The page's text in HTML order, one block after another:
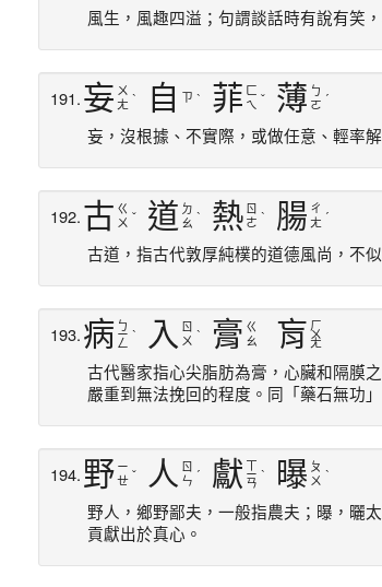
風生，風趣四溢；句謂談話時有說有笑
191.妄 ㄨ
ㄤ ˋ 自 ㄗ ˋ 菲 ㄈ
ㄟ ˇ 薄 ㄅ
ㄛ ˊ
妄，沒根據、不實際，或做任意、輕率
192.古 ㄍ
ㄨ ˇ 道 ㄉ
ㄠ ˋ 熱 ㄖ
ㄜ ˋ 腸 ㄔ
ㄤ ˊ
古道，指古代敦厚純樸的道德風尚，不
193.病 ㄅ
ㄧ
ㄥ
ˋ 入
ㄖ
ㄨ ˋ 膏 ㄍ
ㄠ
肓 ㄏ
ㄨ
ㄤ
古代醫家指心尖脂肪為膏，心臟和隔膜
嚴重到無法挽回的程度。同「藥石無功
194. 野 ㄧ
ㄝ ˇ 人
ㄖ
ㄣ ˊ 獻 ㄧ
ㄢ
ˋ 曝 ㄆ
ㄨ ˋ
野人，鄉野鄙夫，一般指農夫；曝，曬
貢獻出於真心。